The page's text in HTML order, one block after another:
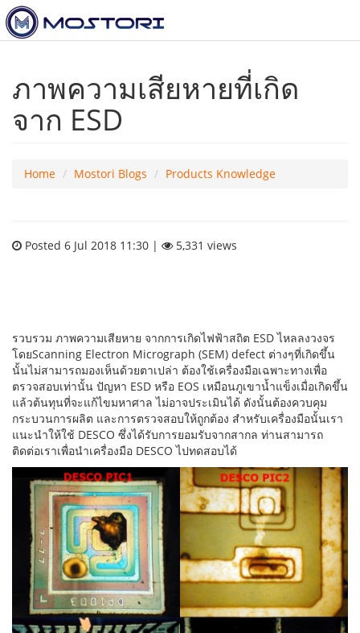
ภาพความเสียหายที่เกิด
จาก ESD
Home Mostori Blogs Products Knowledge
Posted 6 Jul 2018 11:30 | 5,331 views
รวบรวม ภาพความเสียหาย จากการเกิดไฟฟ้าสถิต ESD ไหลลงวงจร
โดยScanning Electron Micrograph (SEM) defect ต่างๆที่เกิดขึ้น
นั้นไม่สามารถมองเห็นด้วยตาเปล่า ต้องใช้เครื่องมือเฉพาะทางเพื่อ
ตรวจสอบเท่านั้น ปัญหา ESD หรือ EOS เหมือนภูเขาน้ำแข็งเมื่อเกิดขึ้น
แล้วต้นทุนที่จะแก้ไขมหาศาล ไม่อาจประเมินได้ ดังนั้นต้องควบคุม
กระบวนการผลิต และการตรวจสอบให้ถูกต้อง สำหรับเครื่องมือนั้นเรา
แนะนำให้ใช้ DESCO ซึ่งได้รับการยอมรับจากสากล ท่านสามารถ
ติดต่อเราเพื่อนำเครื่องมือ DESCO ไปทดสอบได้